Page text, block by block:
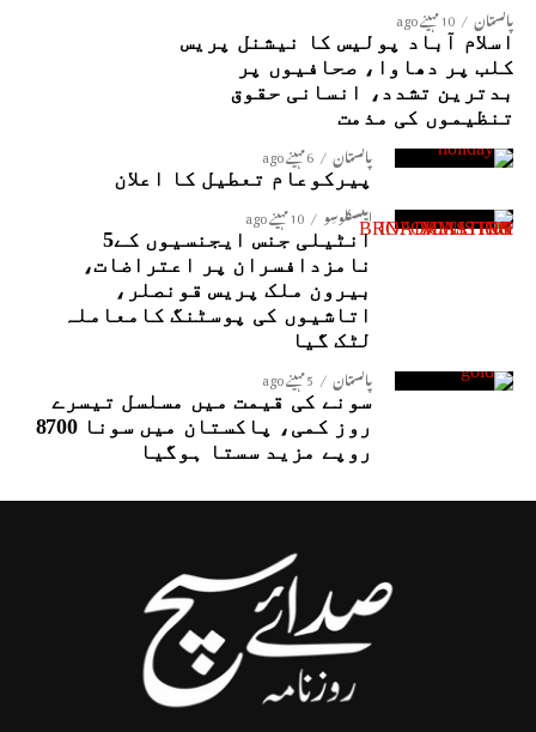
پاکستان 10 مہینے ago
اسلام آباد پولیس کا نیشنل پریس
کلب پر دھاوا، صحافیوں پر
بدترین تشدد، انسانی حقوق
تنظیموں کی مذمت
پاکستان 6 مہینے ago
پیرکوعام تعطیل کا اعلان
ایکسکلوسِو 10 مہینے ago
انٹیلی جنس ایجنسیوں کے5
نامزدافسران پر اعتراضات،
بیرون ملک پریس قونصلر،
اتاشیوں کی پوسٹنگ کامعاملہ
لٹک گیا
پاکستان 5 مہینے ago
سونے کی قیمت میں مسلسل تیسرے
روز کمی، پاکستان میں سونا 8700
روپے مزید سستا ہوگیا